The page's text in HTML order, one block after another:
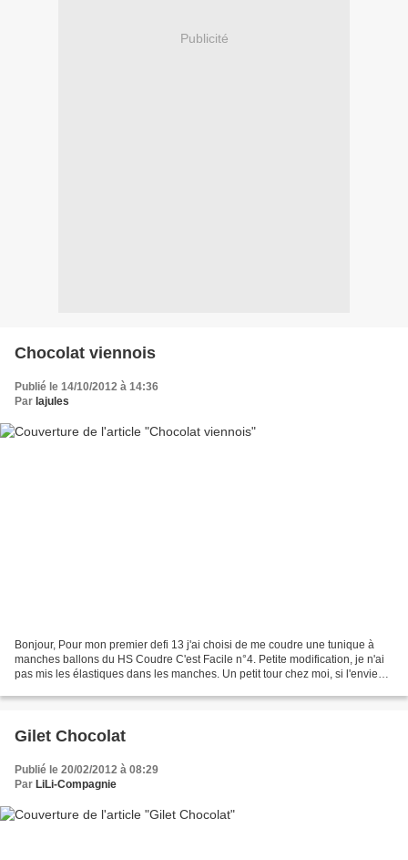
Publicité
Chocolat viennois
Publié le 14/10/2012 à 14:36
Par lajules
Bonjour, Pour mon premier defi 13 j'ai choisi de me coudre une tunique à
manches ballons du HS Coudre C'est Facile n°4. Petite modification, je n'ai
pas mis les élastiques dans les manches. Un petit tour chez moi, si l'envie
Gilet Chocolat
Publié le 20/02/2012 à 08:29
Par LiLi-Compagnie